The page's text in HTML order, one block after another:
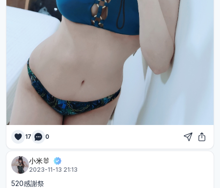
17 0
小米🐰
2023-11-13 21:13
520感謝祭